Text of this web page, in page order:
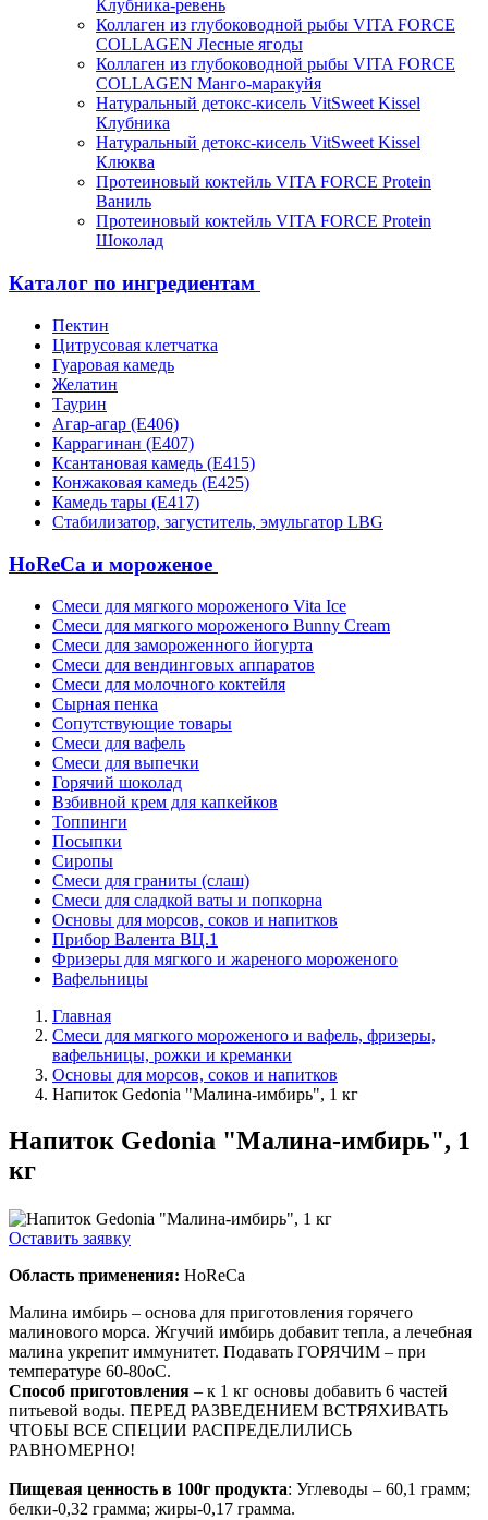
Клубника-ревень
Коллаген из глубоководной рыбы VITA FORCE
COLLAGEN Лесные ягоды
Коллаген из глубоководной рыбы VITA FORCE
COLLAGEN Манго-маракуйя
Натуральный детокс-кисель VitSweet Kissel
Клубника
Натуральный детокс-кисель VitSweet Kissel
Клюква
Протеиновый коктейль VITA FORCE Protein
Ваниль
Протеиновый коктейль VITA FORCE Protein
Шоколад
Каталог по ингредиентам
Пектин
Цитрусовая клетчатка
Гуаровая камедь
Желатин
Таурин
Агар-агар (Е406)
Каррагинан (Е407)
Ксантановая камедь (Е415)
Конжаковая камедь (Е425)
Камедь тары (Е417)
Стабилизатор, загуститель, эмульгатор LBG
HoReCa и мороженое
Смеси для мягкого мороженого Vita Ice
Смеси для мягкого мороженого Bunny Cream
Смеси для замороженного йогурта
Смеси для вендинговых аппаратов
Смеси для молочного коктейля
Сырная пенка
Сопутствующие товары
Смеси для вафель
Смеси для выпечки
Горячий шоколад
Взбивной крем для капкейков
Топпинги
Посыпки
Сиропы
Смеси для граниты (слаш)
Смеси для сладкой ваты и попкорна
Основы для морсов, соков и напитков
Прибор Валента ВЦ.1
Фризеры для мягкого и жареного мороженого
Вафельницы
Главная
Смеси для мягкого мороженого и вафель, фризеры,
вафельницы, рожки и креманки
Основы для морсов, соков и напитков
Напиток Gedonia "Малина-имбирь", 1 кг
Напиток Gedonia "Малина-имбирь", 1
кг
Оставить заявку
Область применения: HoReCa
Малина имбирь – основа для приготовления горячего
малинового морса. Жгучий имбирь добавит тепла, а лечебная
малина укрепит иммунитет. Подавать ГОРЯЧИМ – при
температуре 60-80оС.
Способ приготовления – к 1 кг основы добавить 6 частей
питьевой воды. ПЕРЕД РАЗВЕДЕНИЕМ ВСТРЯХИВАТЬ
ЧТОБЫ ВСЕ СПЕЦИИ РАСПРЕДЕЛИЛИСЬ
РАВНОМЕРНО!
Пищевая ценность в 100г продукта: Углеводы – 60,1 грамм;
белки-0,32 грамма; жиры-0,17 грамма.